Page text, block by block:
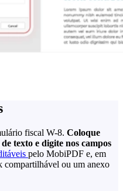
fiscal W-8. Coloque
texto e digite nos campos
pelo MobiPDF e, em
compartilhável ou um anexo